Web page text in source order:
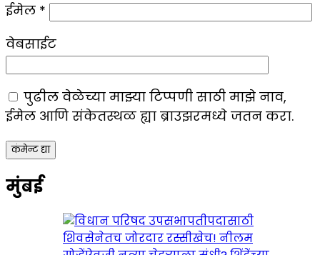
ईमेल *
वेबसाईट
पुढील वेळेच्या माझ्या टिप्पणी साठी माझे नाव,
ईमेल आणि संकेतस्थळ ह्या ब्राउझरमध्ये जतन करा.
मुंबई